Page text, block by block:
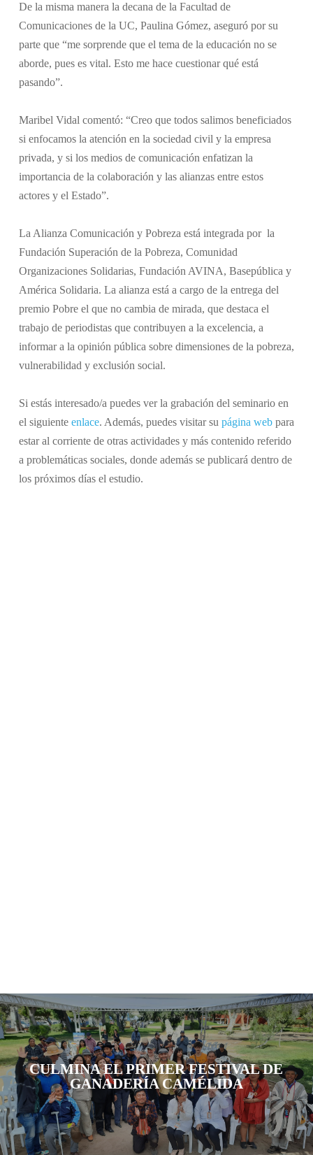
De la misma manera la decana de la Facultad de
Comunicaciones de la UC, Paulina Gómez, aseguró por su
parte que “me sorprende que el tema de la educación no se
aborde, pues es vital. Esto me hace cuestionar qué está
pasando”.
Maribel Vidal comentó: “Creo que todos salimos beneficiados
si enfocamos la atención en la sociedad civil y la empresa
privada, y si los medios de comunicación enfatizan la
importancia de la colaboración y las alianzas entre estos
actores y el Estado”.
La Alianza Comunicación y Pobreza está integrada por la
Fundación Superación de la Pobreza, Comunidad
Organizaciones Solidarias, Fundación AVINA, Basepública y
América Solidaria. La alianza está a cargo de la entrega del
premio Pobre el que no cambia de mirada, que destaca el
trabajo de periodistas que contribuyen a la excelencia, a
informar a la opinión pública sobre dimensiones de la pobreza,
vulnerabilidad y exclusión social.
Si estás interesado/a puedes ver la grabación del seminario en
el siguiente enlace. Además, puedes visitar su página webpara
estar al corriente de otras actividades y más contenido referido
a problemáticas sociales, donde además se publicará dentro de
los próximos días el estudio.
CULMINA EL PRIMER FESTIVAL DE
GANADERÍA CAMÉLIDA